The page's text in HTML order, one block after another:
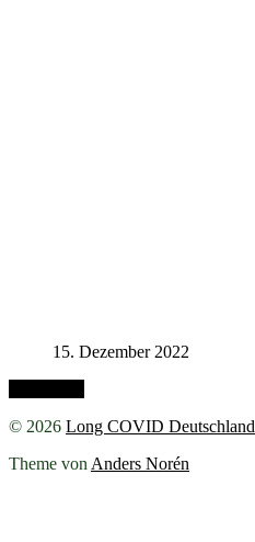
15. Dezember 2022
© 2026 Long COVID Deutschland
Theme von Anders Norén